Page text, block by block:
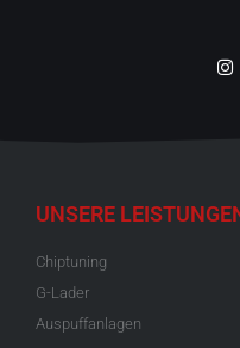
UNSERE
Chiptuning
G-Lader
Auspuffanlagen